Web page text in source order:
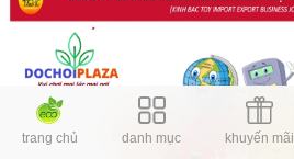
trang chủ danh mục khuyến mãi